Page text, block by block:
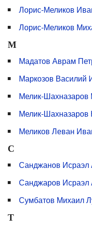
Лорис-Меликов
Лорис-Меликов
М
Мадатов Аврам
Маркозов Василий
Мелик-
Мелик-Шахназаров
Меликов Леван
С
Санджанов Исраэл
Санджаров Исраэл
Сумбатов Михаил
Т